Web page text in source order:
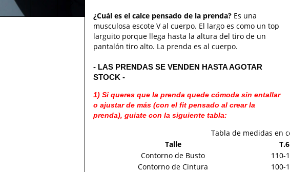
¿Cuál es el calce pensado de la prenda? Es una
musculosa escote V al cuerpo. El largo es como un top
larguito porque llega hasta la altura del tiro de un
pantalón tiro alto. La prenda es al cuerpo.
- LAS PRENDAS SE VENDEN HASTA AGOTAR
STOCK -
1) Si queres que la prenda quede cómoda sin entallar
o ajustar de más (con el fit pensado al crear la
prenda), guiate con la siguiente tabla:
Tabla de medidas en
Talle
T.6
Contorno de Busto
110-
Contorno de Cintura
100-